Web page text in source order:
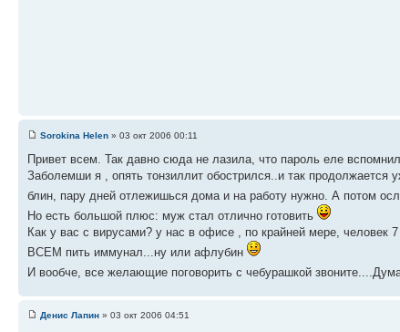
Sorokina Helen » 03 окт 2006 00:11
Привет всем. Так давно сюда не лазила, что пароль еле
Заболемши я , опять тонзиллит обострился..и так продолжается
блин, пару дней отлежишься дома и на работу нужно. А потом
Но есть большой плюс: муж стал отлично готовить
Как у вас с вирусами? у нас в офисе , по крайней мере, человек
ВСЕМ пить иммунал...ну или афлубин
И вообче, все желающие поговорить с чебурашкой
Денис Лапин » 03 окт 2006 04:51